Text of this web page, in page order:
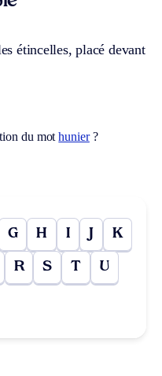
étincelles, placé devant
du mothunier?
G H I J K
R S T U